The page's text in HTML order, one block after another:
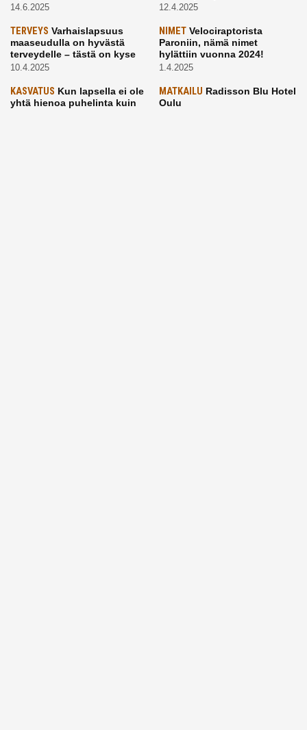
14.6.2025 12.4.2025
TERVEYS Varhaislapsuus
maaseudulla on hyvästä
terveydelle – tästä on kyse
10.4.2025
NIMETVelociraptorista
Paroniin, nämä nimet
hylättiin vuonna 2024!
1.4.2025
KASVATUS Kun lapsella ei ole
yhtä hienoa puhelinta kuin
MATKAILU Radisson Blu Hotel
Oulu